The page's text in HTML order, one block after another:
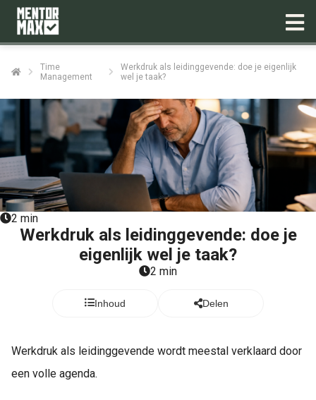
Time
Management
Werkdruk als leidinggevende: doe je eigenlijk
wel je taak?
2 min
Werkdruk als leidinggevende: doe je
eigenlijk wel je taak?
2 min
Inhoud Delen
Werkdruk als leidinggevende wordt meestal verklaard door
een volle agenda.
policy
zijn
om
te